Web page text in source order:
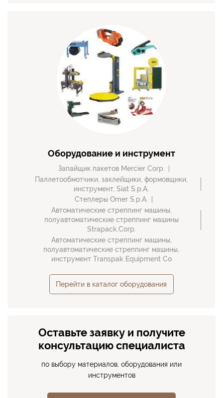
Оборудование и инструмент
Запайщик пакетов Mercier Corp.
Паллетообмотчики, заклейщики, формовщики,
инструмент, Siat S.p.A.
Степлеры Omer S.p.A.
Автоматические стреппинг машины,
полуавтоматические стреппинг машины
Strapack.Corp.
Автоматические стреппинг машины,
полуавтоматические стреппинг машины,
инструмент Transpak Equipment Co
Перейти в каталог оборудования
Оставьте заявку и получите
консультацию специалиста
по выбору материалов, оборудования или
инструментов